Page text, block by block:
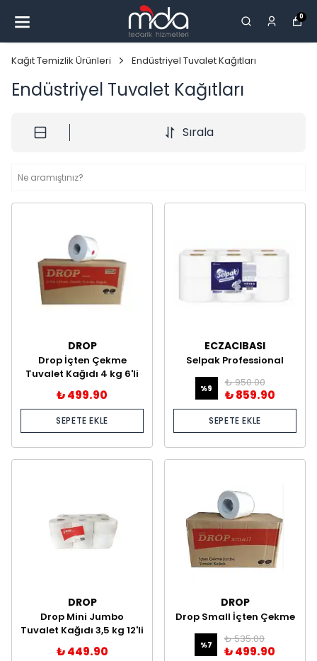
0
Kağıt Temizlik Ürünleri Endüstriyel Tuvalet Kağıtları
Endüstriyel Tuvalet Kağıtları
Sırala
DROP
Drop İçten Çekme
Tuvalet Kağıdı 4 kg 6'li
₺ 499.90
SEPETE EKLE
ECZACIBASI
Selpak Professional
İçten Çekme Tuvalet
Kağıdı 120 Metre
%9 ₺ 950.00
₺ 859.90
SEPETE EKLE
DROP
Drop Mini Jumbo
Tuvalet Kağıdı 3,5 kg 12'li
₺ 449.90
DROP
Drop Small İçten Çekme
Tuvalet Kağıdı 4 kg 12'li
%7 ₺ 535.00
₺ 499.90